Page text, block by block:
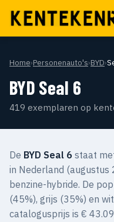
Home›Personenauto's›BYD›
BYD Seal 6
419 exemplaren op
De BYD Seal 6 staat
in Nederland
benzine-hybride. De
(45%), grijs (35%) en
catalogusprijs is €